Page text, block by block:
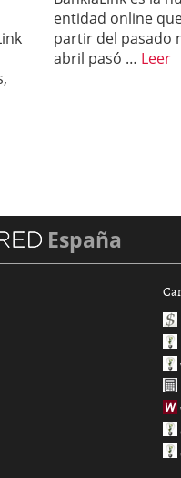
entidad online
partir del pasado
abril pasó … Leer
España